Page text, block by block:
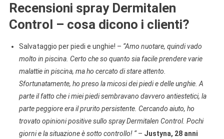
Recensioni spray Dermitalen
Control – cosa dicono i clienti?
Salvataggio per piedi e unghie! – “Amo nuotare, quindi vado
molto in piscina. Certo che so quanto sia facile prendere varie
malattie in piscina, ma ho cercato di stare attento.
Sfortunatamente, ho preso la micosi dei piedi e delle unghie. A
parte il fatto che i miei piedi sembravano davvero antiestetici, la
parte peggiore era il prurito persistente. Cercando aiuto, ho
trovato opinioni positive sullo spray Dermitalen Control. Pochi
giorni e la situazione è sotto controllo! “– Justyna, 28 anni